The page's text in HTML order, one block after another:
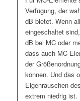
Verfügung, der
dB bietet. Wenn
eingeschaltet
dB bei MC oder
dass auch MC-
der
können. Und das
Eigenrauschen
extrem niedrig ist.